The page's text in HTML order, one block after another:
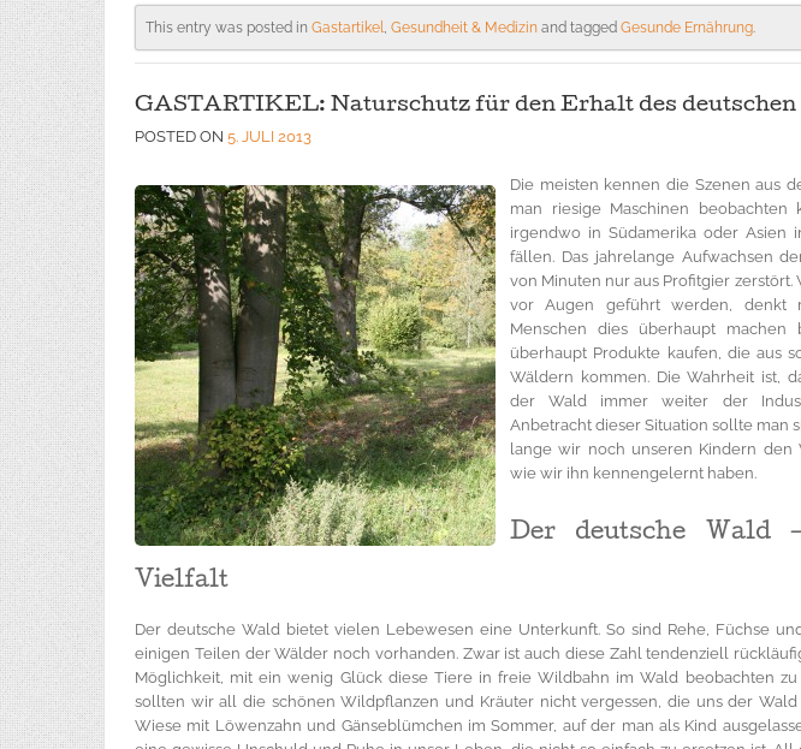
This entry was posted in Gastartikel, Gesundheit & Medizin and tagged Gesunde Ernährung.
GASTARTIKEL: Naturschutz für den Erhalt des deutschen
POSTED ON 5. JULI 2013
Die meisten kennen die Szenen aus
man riesige Maschinen beobachten
irgendwo in Südamerika oder Asien
fällen. Das jahrelange Aufwachsen
von Minuten nur aus Profitgier
vor Augen geführt werden, denkt
Menschen dies überhaupt machen
überhaupt Produkte kaufen, die aus
Wäldern kommen. Die Wahrheit ist,
der Wald immer weiter der
Anbetracht dieser Situation sollte man
lange wir noch unseren Kindern den
wie wir ihn kennengelernt haben.
Der deutsche Wald
Vielfalt
Der deutsche Wald bietet vielen Lebewesen eine Unterkunft. So sind Rehe, Füchse
einigen Teilen der Wälder noch vorhanden. Zwar ist auch diese Zahl tendenziell
Möglichkeit, mit ein wenig Glück diese Tiere in freie Wildbahn im Wald beobachten zu
sollten wir all die schönen Wildpflanzen und Kräuter nicht vergessen, die uns der
Wiese mit Löwenzahn und Gänseblümchen im Sommer, auf der man als Kind